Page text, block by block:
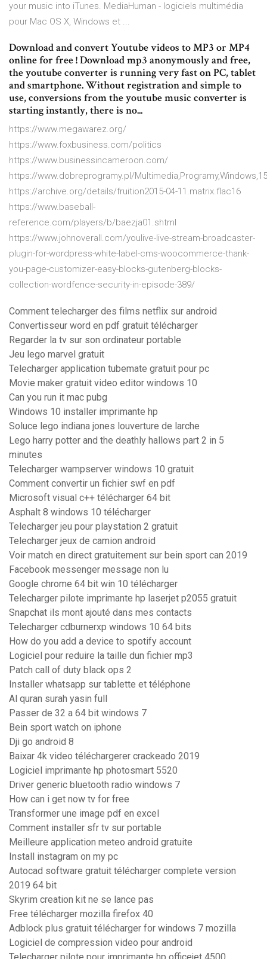
your music into iTunes. MediaHuman - logiciels multimédia
pour Mac OS X, Windows et ...
Download and convert Youtube videos to MP3 or MP4
online for free ! Download mp3 anonymously and free,
the youtube converter is running very fast on PC, tablet
and smartphone. Without registration and simple to
use, conversions from the youtube music converter is
starting instantly, there is no...
https://www.megawarez.org/
https://www.foxbusiness.com/politics
https://www.businessincameroon.com/
https://www.dobreprogramy.pl/
https://archive.org/details/fruition2015-04-11.matrix.flac16
https://www.baseball-
reference.com/players/b/baezja01.shtml
https://www.johnoverall.com/youlive-live-stream-broadcaster-
plugin-for-wordpress-white-label-cms-woocommerce-thank-
you-page-customizer-easy-blocks-gutenberg-blocks-
collection-wordfence-security-in-episode-389/
Comment telecharger des films netflix sur android
Convertisseur word en pdf gratuit télécharger
Regarder la tv sur son ordinateur portable
Jeu lego marvel gratuit
Telecharger application tubemate gratuit pour pc
Movie maker gratuit video editor windows 10
Can you run it mac pubg
Windows 10 installer imprimante hp
Soluce lego indiana jones louverture de larche
Lego harry potter and the deathly hallows part 2 in 5
minutes
Telecharger wampserver windows 10 gratuit
Comment convertir un fichier swf en pdf
Microsoft visual c++ télécharger 64 bit
Asphalt 8 windows 10 télécharger
Telecharger jeu pour playstation 2 gratuit
Telecharger jeux de camion android
Voir match en direct gratuitement sur bein sport can 2019
Facebook messenger message non lu
Google chrome 64 bit win 10 télécharger
Telecharger pilote imprimante hp laserjet p2055 gratuit
Snapchat ils mont ajouté dans mes contacts
Telecharger cdburnerxp windows 10 64 bits
How do you add a device to spotify account
Logiciel pour reduire la taille dun fichier mp3
Patch call of duty black ops 2
Installer whatsapp sur tablette et téléphone
Al quran surah yasin full
Passer de 32 a 64 bit windows 7
Bein sport watch on iphone
Dji go android 8
Baixar 4k video téléchargerer crackeado 2019
Logiciel imprimante hp photosmart 5520
Driver generic bluetooth radio windows 7
How can i get now tv for free
Transformer une image pdf en excel
Comment installer sfr tv sur portable
Meilleure application meteo android gratuite
Install instagram on my pc
Autocad software gratuit télécharger complete version
2019 64 bit
Skyrim creation kit ne se lance pas
Free télécharger mozilla firefox 40
Adblock plus gratuit télécharger for windows 7 mozilla
Logiciel de compression video pour android